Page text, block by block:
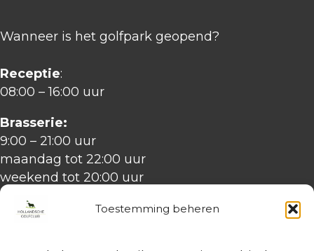
Toestemming beheren
Wanneer is het golfpark geopend?
Receptie:
08:00 – 16:00 uur
Brasserie:
9:00 – 21:00 uur
maandag tot 22:00 uur
weekend tot 20:00 uur
Keuken